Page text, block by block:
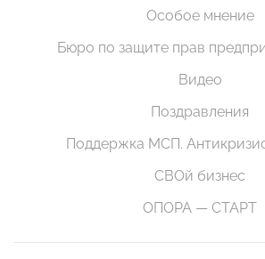
Особое мнение
Бюро по защите прав
Видео
Поздравления
Поддержка МСП.
СВОй бизнес
ОПОРА — СТАРТ